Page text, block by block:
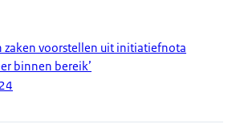
zaken voorstellen uit initiatiefnota
binnen bereik’